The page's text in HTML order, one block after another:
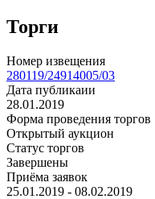
Торги
Номер извещения
280119/24914005/03
Дата публикаии
28.01.2019
Форма проведения торгов
Открытый аукцион
Статус торгов
Завершены
Приёма заявок
25.01.2019 - 08.02.2019